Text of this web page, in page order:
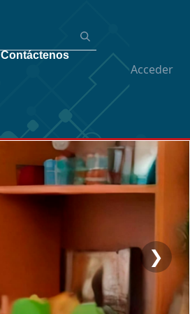
Acceder
Contáctenos
❯